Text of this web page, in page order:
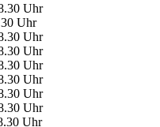
Uhr
Uhr
Uhr
Uhr
Uhr
Uhr
Uhr
Uhr
Uhr